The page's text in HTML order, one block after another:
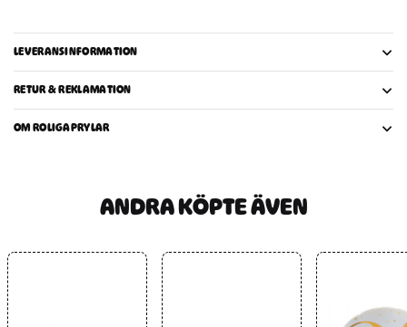
LEVERANSINFORMATION
RETUR & REKLAMATION
OM ROLIGAPRYLAR
ANDRA KÖPTE ÄVEN